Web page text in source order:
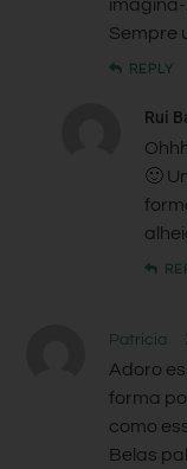
imaginá-
Sempre
REPLY
Rui
🙂
Patricia
Adoro
forma
como
Belas